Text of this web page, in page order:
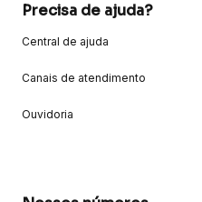
Precisa de ajuda?
Central de ajuda
Canais de atendimento
Ouvidoria